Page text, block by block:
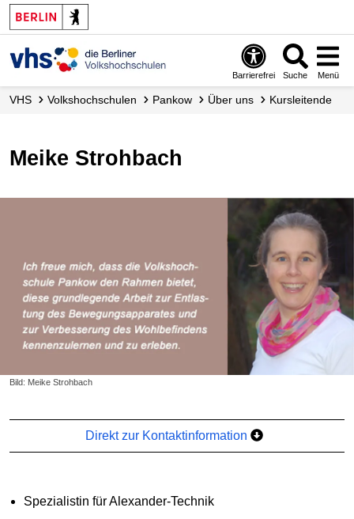
Barrierefrei Suche Menü
VHS Volks­hochschulen Pankow Über uns Kursleitende
Meike Strohbach
Bild: Meike Strohbach
Direkt zur Kontaktinformation
Spezialistin für Alexander-Technik